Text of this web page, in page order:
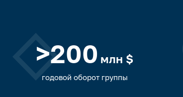
>200 млн $
годовой оборот группы